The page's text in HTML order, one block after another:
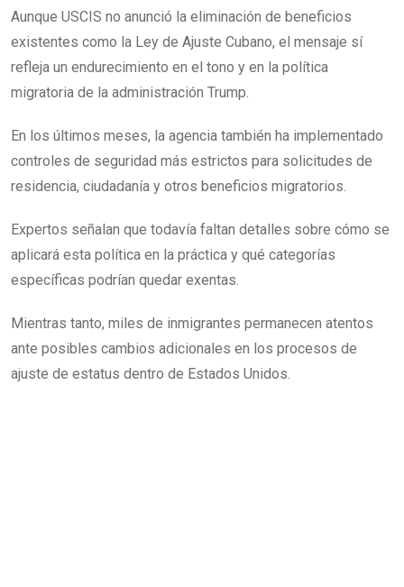
Aunque USCIS no anunció la eliminación de beneficios
existentes como la Ley de Ajuste Cubano, el mensaje sí
refleja un endurecimiento en el tono y en la política
migratoria de la administración Trump.
En los últimos meses, la agencia también ha implementado
controles de seguridad más estrictos para solicitudes de
residencia, ciudadanía y otros beneficios migratorios.
Expertos señalan que todavía faltan detalles sobre cómo se
aplicará esta política en la práctica y qué categorías
específicas podrían quedar exentas.
Mientras tanto, miles de inmigrantes permanecen atentos
ante posibles cambios adicionales en los procesos de
ajuste de estatus dentro de Estados Unidos.